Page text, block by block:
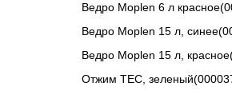
Ведро Moplen 6 л
Ведро Moplen 15 л,
Ведро Moplen 15 л,
Отжим TEC,